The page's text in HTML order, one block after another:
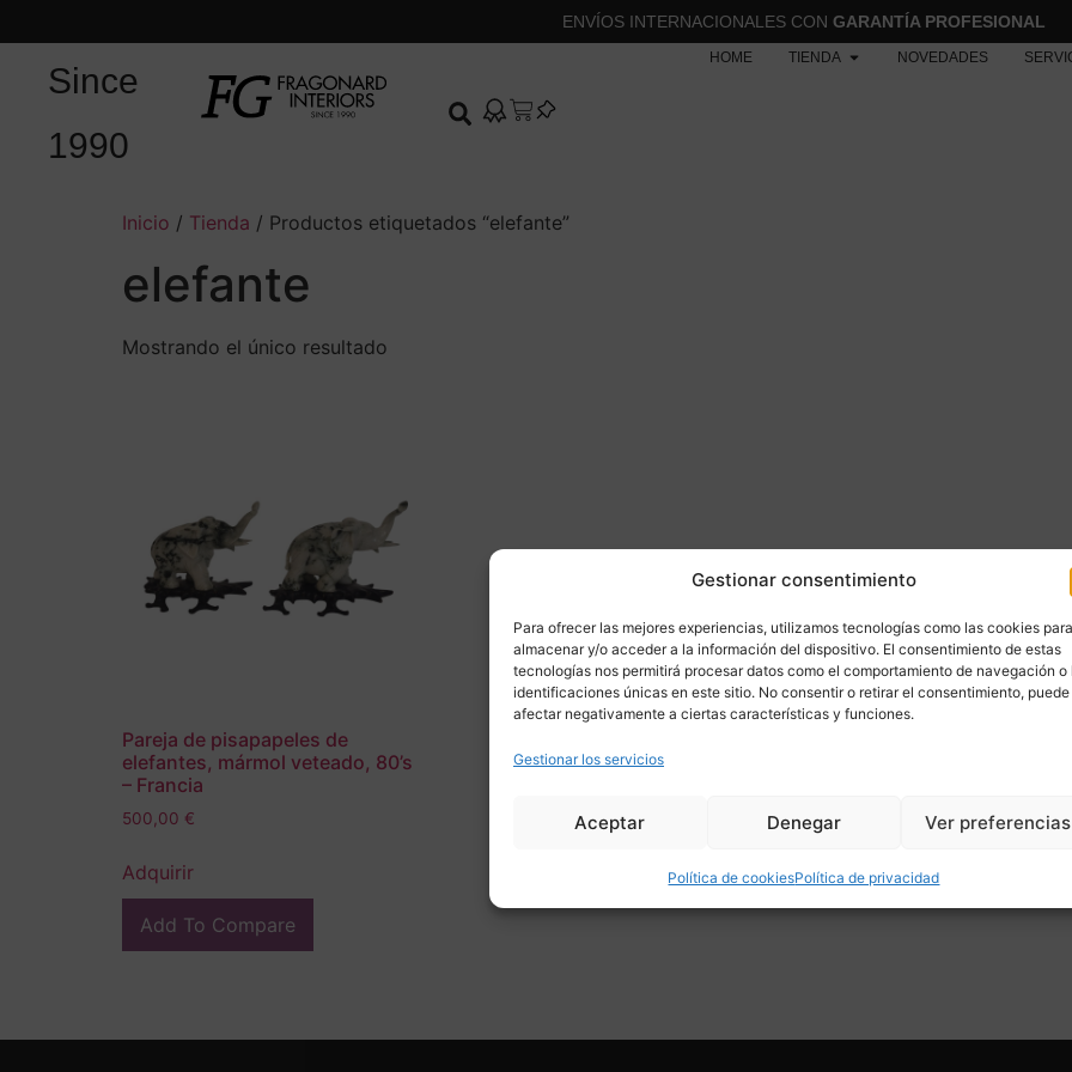
Gestionar consentimiento
Para ofrecer las mejores experiencias, utilizamos tecnologías como las cookies para
almacenar y/o acceder a la información del dispositivo. El consentimiento de estas
tecnologías nos permitirá procesar datos como el comportamiento de navegación o
identificaciones únicas en este sitio. No consentir o retirar el consentimiento, puede
afectar negativamente a ciertas características y funciones.
Gestionar los servicios
Aceptar Denegar Ver preferencias
Política de cookiesPolítica de privacidad
ENVÍOS INTERNACIONALES CON GARANTÍA PROFESIONAL
Since
1990
HOME TIENDA NOVEDADES
Inicio / Tienda / Productos etiquetados “elefante”
elefante
Mostrando el único resultado
Pareja de pisapapeles de
elefantes, mármol veteado, 80’s
– Francia
500,00 €
Adquirir
Add To Compare